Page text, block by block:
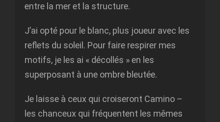
entre la mer et la structure.
J’ai opté pour le blanc, plus joueur avec les
reflets du soleil. Pour faire respirer mes
motifs, je les ai « décollés » en les
superposant à une ombre bleutée.
Je laisse à ceux qui croiseront Camino –
les chanceux qui fréquentent les mêmes